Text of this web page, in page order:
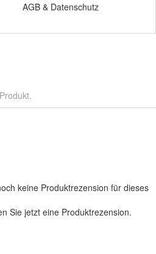
AGB & Datenschutz
keine Produktrezension für dieses
Sie jetzt eine Produktrezension.